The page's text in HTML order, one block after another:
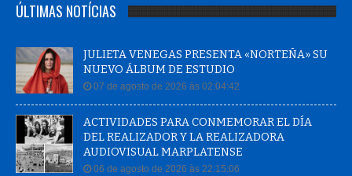
ÚLTIMAS NOTÍCIAS
JULIETA VENEGAS PRESENTA «NORTEÑA» SU
NUEVO ÁLBUM DE ESTUDIO
07 de agosto de 2026 às 02:04:42
ACTIVIDADES PARA CONMEMORAR EL DÍA
DEL REALIZADOR Y LA REALIZADORA
AUDIOVISUAL MARPLATENSE
06 de agosto de 2026 às 22:15:06